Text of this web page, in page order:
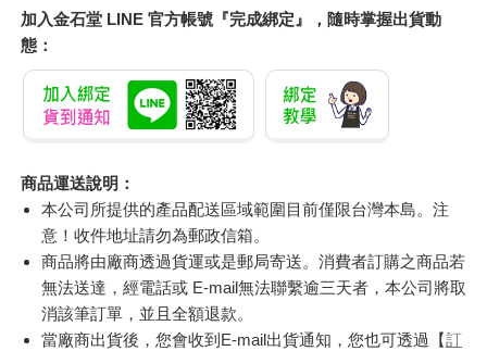
加入金石堂 LINE 官方帳號『完成綁定』，隨時掌握出貨動
態：
商品運送說明：
本公司所提供的產品配送區域範圍目前僅限台灣本島。注
意！收件地址請勿為郵政信箱。
商品將由廠商透過貨運或是郵局寄送。消費者訂購之商品若
無法送達，經電話或 E-mail無法聯繫逾三天者，本公司將取
消該筆訂單，並且全額退款。
當廠商出貨後，您會收到E-mail出貨通知，您也可透過【訂